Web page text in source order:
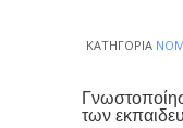
ΚΑΤΗΓΟΡΊΑ
των